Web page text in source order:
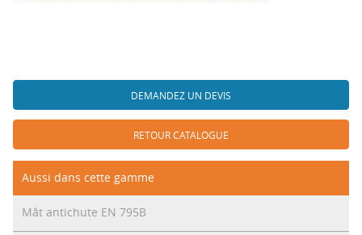
DEMANDEZ UN DEVIS
RETOUR CATALOGUE
Aussi dans cette gamme
Mât antichute EN 795B